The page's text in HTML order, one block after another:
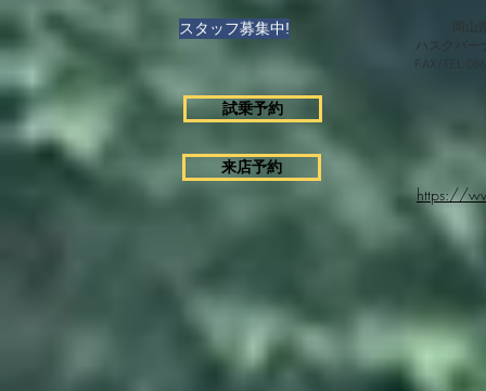
スタッフ募集中!
試乗予約
来店予約
岡
ハスクバー
FAX/TEL
https://